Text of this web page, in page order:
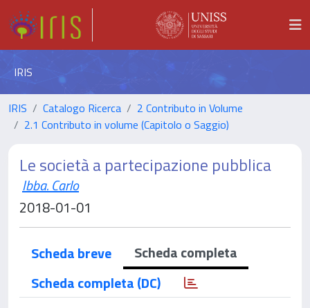
IRIS
IRIS Catalogo Ricerca
2 Contributo in Volume
2.1 Contributo in volume (Capitolo o Saggio)
Le società a partecipazione pubblica
Ibba. Carlo
2018-01-01
Scheda breve
Scheda completa
Scheda completa (DC)